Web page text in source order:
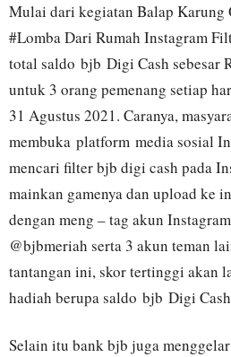
Mulai dari kegiatan Balap Karung
#Lomba Dari Rumah Instagram
total saldo bjb Digi Cash sebesar
untuk 3 orang pemenang setiap
31 Agustus 2021. Caranya,
membuka platform media sosial
mencari filter bjb digi cash pada
mainkan gamenya dan upload ke
dengan meng – tag akun
@bjbmeriah serta 3 akun teman
tantangan ini, skor tertinggi akan
hadiah berupa saldo bjb Digi
Selain itu bank bjb juga